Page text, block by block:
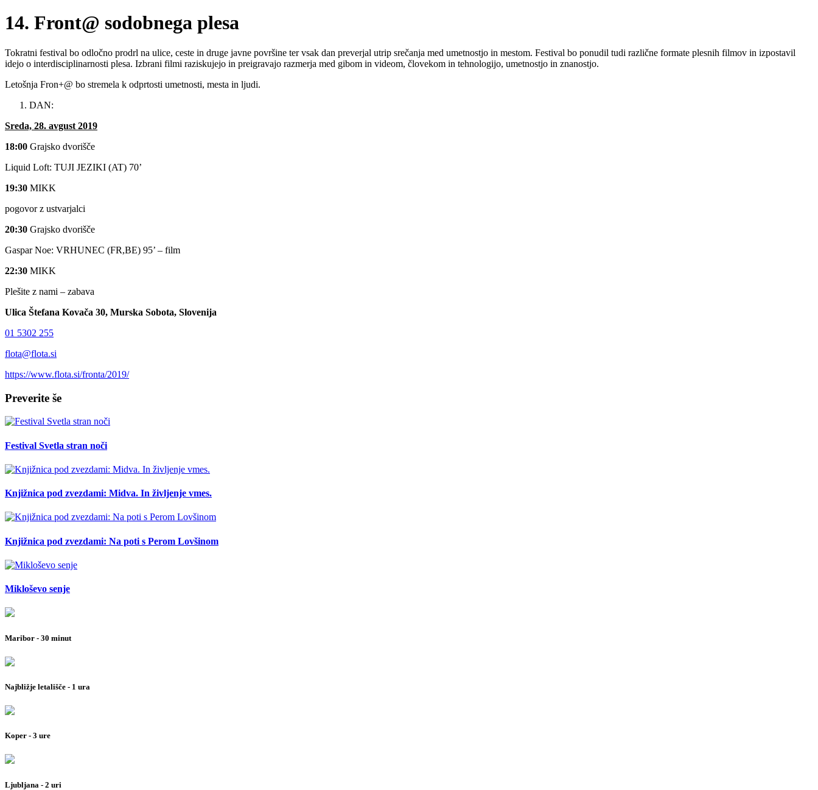
14. Front@ sodobnega plesa
Tokratni festival bo odločno prodrl na ulice, ceste in druge javne površine ter vsak dan preverjal utrip srečanja med umetnostjo in mestom. Festival bo ponudil tudi različne formate plesnih filmov in izpostavil
idejo o interdisciplinarnosti plesa. Izbrani filmi raziskujejo in preigravajo razmerja med gibom in videom, človekom in tehnologijo, umetnostjo in znanostjo.
Letošnja Fron+@ bo stremela k odprtosti umetnosti, mesta in ljudi.
DAN:
Sreda, 28. avgust 2019
18:00 Grajsko dvorišče
Liquid Loft: TUJI JEZIKI (AT) 70’
19:30 MIKK
pogovor z ustvarjalci
20:30 Grajsko dvorišče
Gaspar Noe: VRHUNEC (FR,BE) 95’ – film
22:30 MIKK
Plešite z nami – zabava
Ulica Štefana Kovača 30, Murska Sobota, Slovenija
01 5302 255
flota@flota.si
https://www.flota.si/fronta/2019/
Preverite še
Festival Svetla stran noči
Knjižnica pod zvezdami: Midva. In življenje vmes.
Knjižnica pod zvezdami: Na poti s Perom Lovšinom
Mikloševo senje
Maribor - 30 minut
Najbližje letališče - 1 ura
Koper - 3 ure
Ljubljana - 2 uri